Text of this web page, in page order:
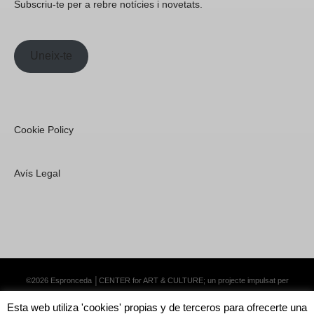
Subscriu-te per a rebre notícies i novetats.
Uneix-te
Cookie Policy
Avís Legal
©2026 Espronceda │CENTER for ART & CULTURE; un projecte impulsat per
Esta web utiliza 'cookies' propias y de terceros para ofrecerte una